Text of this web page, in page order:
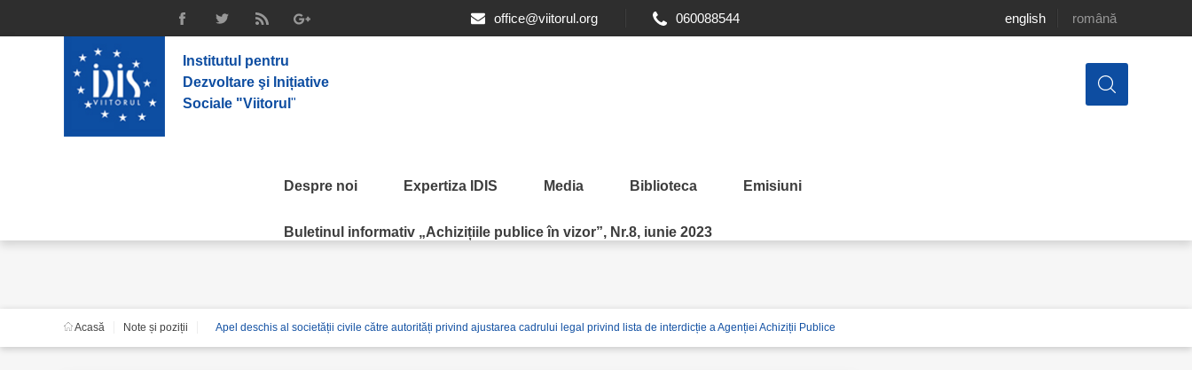
office@viitorul.org 060088544 english română
Institutul pentru
Dezvoltare şi Inițiative
Sociale "Viitorul "
Despre noi Expertiza IDIS Media Biblioteca Emisiuni
Buletinul informativ „Achizițiile publice în vizor”, Nr.8, iunie 2023
Acasă Note și poziții Apel deschis al societății civile către autorități privind ajustarea cadrului legal privind lista de interdicție a Agenției Achiziții Publice